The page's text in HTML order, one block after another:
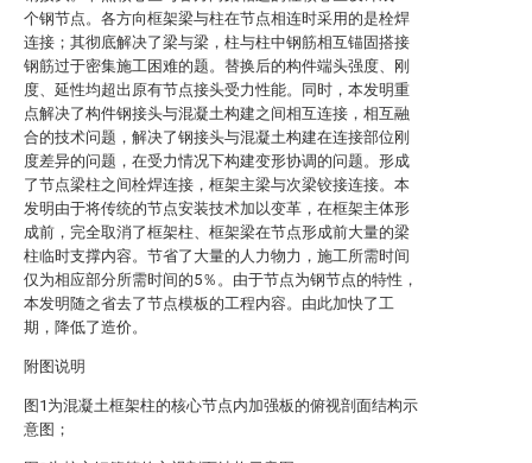
个钢节点。各方向框架梁与柱在节点相连时采用的是栓焊
连接；其彻底解决了梁与梁，柱与柱中钢筋相互锚固搭接
钢筋过于密集施工困难的题。替换后的构件端头强度、刚
度、延性均超出原有节点接头受力性能。同时，本发明重
点解决了构件钢接头与混凝土构建之间相互连接，相互融
合的技术问题，解决了钢接头与混凝土构建在连接部位刚
度差异的问题，在受力情况下构建变形协调的问题。形成
了节点梁柱之间栓焊连接，框架主梁与次梁铰接连接。本
发明由于将传统的节点安装技术加以变革，在框架主体形
成前，完全取消了框架柱、框架梁在节点形成前大量的梁
柱临时支撑内容。节省了大量的人力物力，施工所需时间
仅为相应部分所需时间的5％。由于节点为钢节点的特性，
本发明随之省去了节点模板的工程内容。由此加快了工
期，降低了造价。
附图说明
图1为混凝土框架柱的核心节点内加强板的俯视剖面结构示
意图；